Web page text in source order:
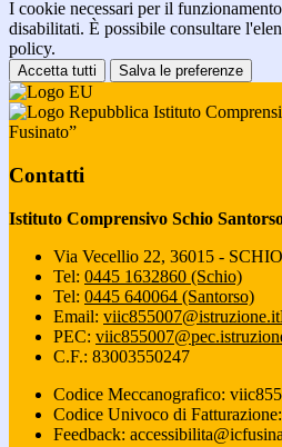
I cookie necessari per il
disabilitati. È possibile consultare
policy.
Accetta tutti Salva le preferenze
Istituto
Fusinato”
Contatti
Istituto Comprensivo Schio
Via Vecellio 22, 36015 -
Tel: 0445 1632860 (Schio)
Tel: 0445 640064 (Santorso)
Email: viic855007@istruzione.it
PEC:
C.F.: 83003550247
Codice Meccanografico:
Codice Univoco di
Feedback: